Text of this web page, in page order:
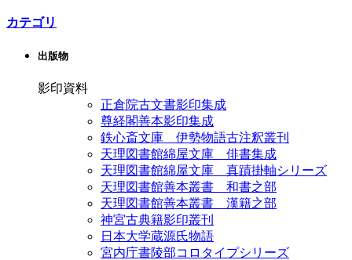
カテゴリ
出版物
影印資料
正倉院古文書影印集成
尊経閣善本影印集成
鉄心斎文庫 伊勢物語古注釈叢刊
天理図書館綿屋文庫 俳書集成
天理図書館綿屋文庫 真蹟掛軸シリーズ
天理図書館善本叢書 和書之部
天理図書館善本叢書 漢籍之部
神宮古典籍影印叢刊
日本大学蔵源氏物語
宮内庁書陵部コロタイプシリーズ